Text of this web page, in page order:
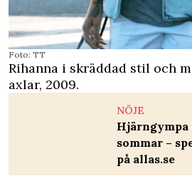
Foto: TT
Rihanna i skräddad stil och
axlar, 2009.
NÖJE
sommar –
på allas.se